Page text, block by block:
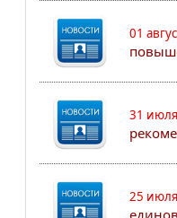
01
31
25